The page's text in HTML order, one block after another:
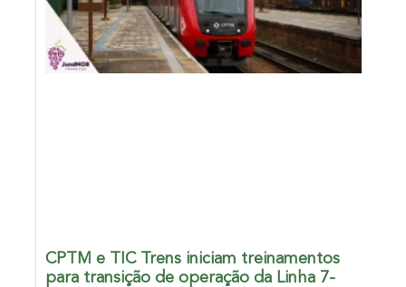
CPTM e TIC Trens iniciam treinamentos
para transição de operação da Linha 7-